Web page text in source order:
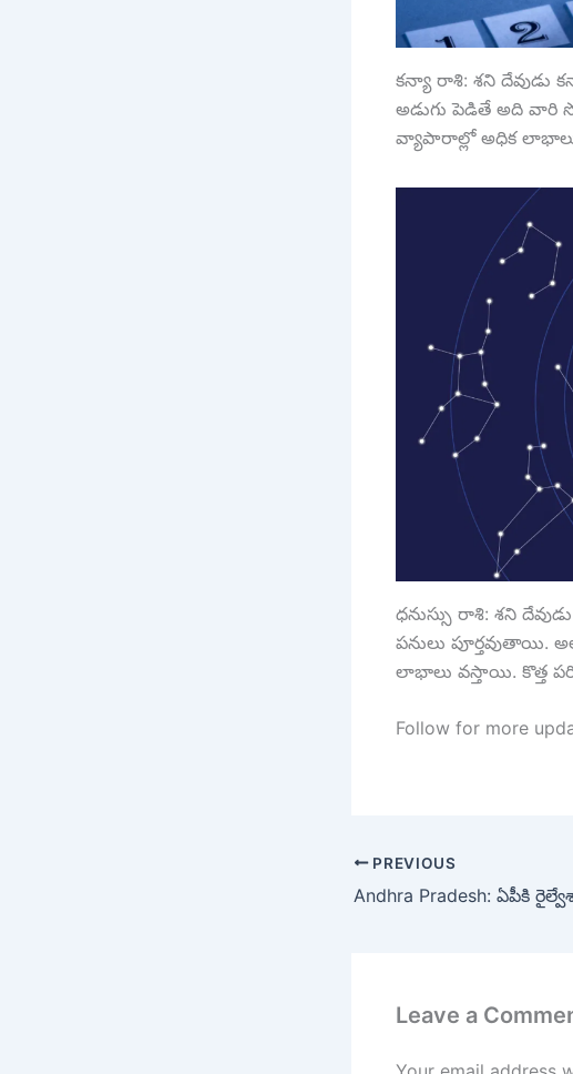
కన్యా రాశి: శని దేవుడు
అడుగు పెడితే అది వారి
వ్యాపారాల్లో అధిక లాభాలు
ధనుస్సు రాశి: శని
పనులు పూర్తవుతాయి.
లాభాలు వస్తాయి. కొత్త
Follow for more
PREVIOUS
Leave a